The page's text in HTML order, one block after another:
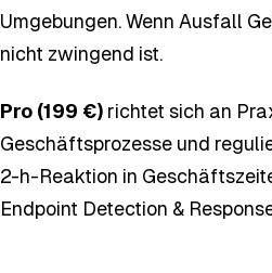
Umgebungen. Wenn Ausfall
nicht zwingend ist.
Pro (199 €) richtet sich an
Geschäftsprozesse und
2-h-Reaktion in
Endpoint Detection &